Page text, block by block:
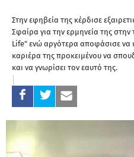
Στην εφηβεία της κέρδισε
Σφαίρα για την ερμηνεία της
Life" ενώ αργότερα αποφάσισε να
καριέρα της προκειμένου να
και να γνωρίσει τον εαυτό της.